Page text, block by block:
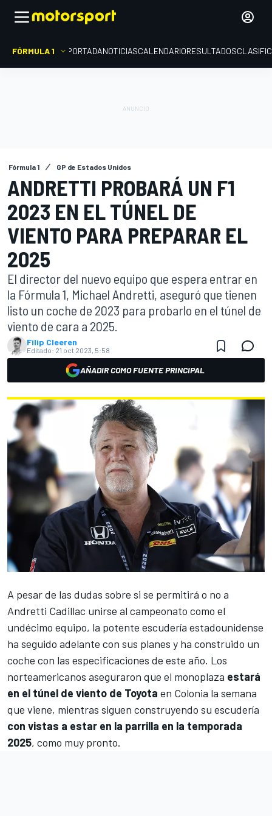
FÓRMULA 1 PORTADANOTICIASCALENDARIORESULTADOS
Fórmula 1 GP de Estados Unidos
ANDRETTI PROBARÁ UN F1
2023 EN EL TÚNEL DE
VIENTO PARA PREPARAR EL
2025
El director del nuevo equipo que espera entrar en
la Fórmula 1, Michael Andretti, aseguró que tienen
listo un coche de 2023 para probarlo en el túnel de
viento de cara a 2025.
Filip Cleeren
Editado: 21 oct 2023, 5:58
AÑADIR COMO FUENTE PRINCIPAL
A pesar de las dudas sobre si se permitirá o no a
Andretti Cadillac unirse al campeonato como el
undécimo equipo, la potente escudería estadounidense
ha seguido adelante con sus planes y ha construido un
coche con las especificaciones de este año. Los
norteamericanos aseguraron que el monoplaza estará
en el túnel de viento de Toyota en Colonia la semana
que viene, mientras siguen construyendo su escudería
con vistas a estar en la parrilla en la temporada
2025, como muy pronto.